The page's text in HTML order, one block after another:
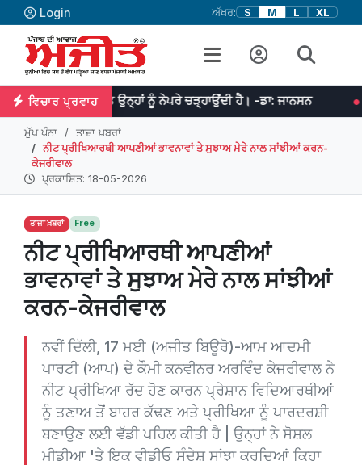
Login ਅੱਖਰ: S M L XL
ਵਿਚਾਰ ਪ੍ਰਵਾਹ
ਉਨ੍ਹਾਂ ਨੂੰ ਨੇਪਰੇ ਚੜ੍ਹਾਉਂਦੀ ਹੈ। -ਡਾ: ਜਾਨਸਨ ਜੇਕਰ ਤੁਹਾਡੇ
ਮੁੱਖ ਪੰਨਾ
ਤਾਜ਼ਾ ਖ਼ਬਰਾਂ
ਨੀਟ ਪ੍ਰੀਖਿਆਰਥੀ ਆਪਣੀਆਂ ਭਾਵਨਾਵਾਂ ਤੇ ਸੁਝਾਅ ਮੇਰੇ ਨਾਲ ਸਾਂਝੀਆਂ ਕਰਨ-
ਕੇਜਰੀਵਾਲ
ਪ੍ਰਕਾਸ਼ਿਤ: 18-05-2026
ਤਾਜ਼ਾ ਖ਼ਬਰਾਂ Free
ਨੀਟ ਪ੍ਰੀਖਿਆਰਥੀ ਆਪਣੀਆਂ
ਭਾਵਨਾਵਾਂ ਤੇ ਸੁਝਾਅ ਮੇਰੇ ਨਾਲ ਸਾਂਝੀਆਂ
ਕਰਨ-ਕੇਜਰੀਵਾਲ
ਨਵੀਂ ਦਿੱਲੀ, 17 ਮਈ (ਅਜੀਤ ਬਿਊਰੋ)-ਆਮ ਆਦਮੀ
ਪਾਰਟੀ (ਆਪ) ਦੇ ਕੌਮੀ ਕਨਵੀਨਰ ਅਰਵਿੰਦ ਕੇਜਰੀਵਾਲ ਨੇ
ਨੀਟ ਪ੍ਰੀਖਿਆ ਰੱਦ ਹੋਣ ਕਾਰਨ ਪ੍ਰੇਸ਼ਾਨ ਵਿਦਿਆਰਥੀਆਂ
ਨੂੰ ਤਣਾਅ ਤੋਂ ਬਾਹਰ ਕੱਢਣ ਅਤੇ ਪ੍ਰੀਖਿਆ ਨੂੰ ਪਾਰਦਰਸ਼ੀ
ਬਣਾਉਣ ਲਈ ਵੱਡੀ ਪਹਿਲ ਕੀਤੀ ਹੈ | ਉਨ੍ਹਾਂ ਨੇ ਸੋਸ਼ਲ
ਮੀਡੀਆ 'ਤੇ ਇਕ ਵੀਡੀਓ ਸੰਦੇਸ਼ ਸਾਂਝਾ ਕਰਦਿਆਂ ਕਿਹਾ